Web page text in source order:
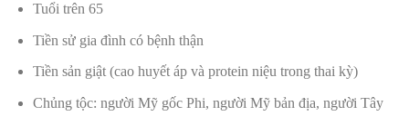
Tuổi trên 65
Tiền sử gia đình có bệnh thận
Tiền sản giật (cao huyết áp và protein niệu trong thai kỳ)
Chủng tộc: người Mỹ gốc Phi, người Mỹ bản địa, người Tây